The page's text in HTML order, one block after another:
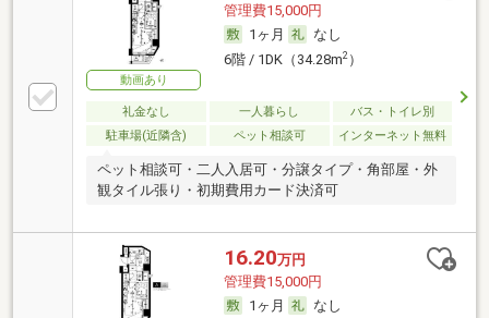
動画あり
管理費15,000円
1ヶ月
なし
6階 / 1DK（34.28m2）
礼金なし 一人暮らし
バス・トイレ別
駐車場(近隣含)
ペット相談可 インターネット無料
ペット相談可・二人入居可・分譲タイプ・角部屋・外
観タイル張り・初期費用カード決済可
16.20万円
管理費15,000円
1ヶ月
なし